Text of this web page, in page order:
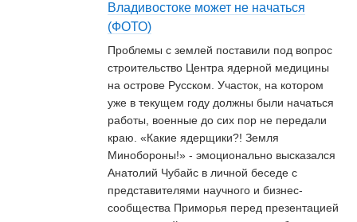
Владивостоке может не начаться
(ФОТО)
Проблемы с землей поставили под вопрос
строительство Центра ядерной медицины
на острове Русском. Участок, на котором
уже в текущем году должны были начаться
работы, военные до сих пор не передали
краю. «Какие ядерщики?! Земля
Минобороны!» - эмоционально высказался
Анатолий Чубайс в личной беседе с
представителями научного и бизнес-
сообщества Приморья перед презентацией